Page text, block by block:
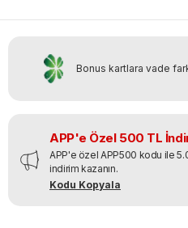
Bonus kartlara vade
APP'e Özel 500 TL
APP'e özel APP500 kodu ile
indirim kazanın.
Kodu Kopyala